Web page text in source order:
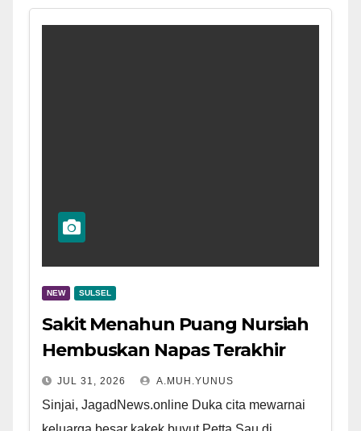
NEW SULSEL
Sakit Menahun Puang Nursiah
Hembuskan Napas Terakhir
JUL 31, 2026 A.MUH.YUNUS
Sinjai, JagadNews.online Duka cita mewarnai